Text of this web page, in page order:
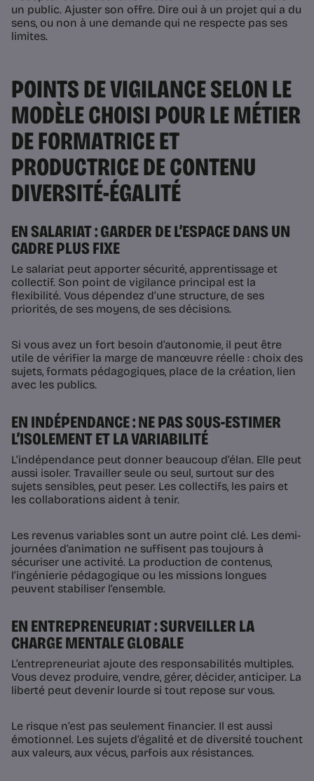
un public. Ajuster son offre. Dire oui à un projet qui a du
sens, ou non à une demande qui ne respecte pas ses
limites.
POINTS DE VIGILANCE SELON LE
MODÈLE CHOISI POUR LE MÉTIER
DE FORMATRICE ET
PRODUCTRICE DE CONTENU
DIVERSITÉ-ÉGALITÉ
EN SALARIAT : GARDER DE L’ESPACE DANS UN
CADRE PLUS FIXE
Le salariat peut apporter sécurité, apprentissage et
collectif. Son point de vigilance principal est la
flexibilité. Vous dépendez d’une structure, de ses
priorités, de ses moyens, de ses décisions.
Si vous avez un fort besoin d’autonomie, il peut être
utile de vérifier la marge de manœuvre réelle : choix des
sujets, formats pédagogiques, place de la création, lien
avec les publics.
EN INDÉPENDANCE : NE PAS SOUS-ESTIMER
L’ISOLEMENT ET LA VARIABILITÉ
L’indépendance peut donner beaucoup d’élan. Elle peut
aussi isoler. Travailler seule ou seul, surtout sur des
sujets sensibles, peut peser. Les collectifs, les pairs et
les collaborations aident à tenir.
Les revenus variables sont un autre point clé. Les demi-
journées d’animation ne suffisent pas toujours à
sécuriser une activité. La production de contenus,
l’ingénierie pédagogique ou les missions longues
peuvent stabiliser l’ensemble.
EN ENTREPRENEURIAT : SURVEILLER LA
CHARGE MENTALE GLOBALE
L’entrepreneuriat ajoute des responsabilités multiples.
Vous devez produire, vendre, gérer, décider, anticiper. La
liberté peut devenir lourde si tout repose sur vous.
Le risque n’est pas seulement financier. Il est aussi
émotionnel. Les sujets d’égalité et de diversité touchent
aux valeurs, aux vécus, parfois aux résistances.